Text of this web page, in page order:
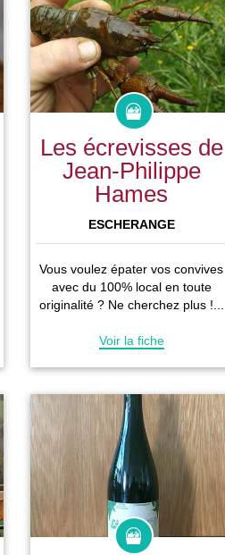
Les écrevisses de
Jean-Philippe
Hames
ESCHERANGE
Vous voulez épater vos convives
avec du 100% local en toute
originalité ? Ne cherchez plus !...
Voir la fiche